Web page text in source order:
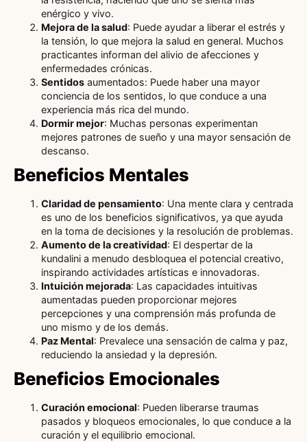
enérgico y vivo.
Mejora de la salud: Puede ayudar a liberar el estrés y
la tensión, lo que mejora la salud en general. Muchos
practicantes informan del alivio de afecciones y
enfermedades crónicas.
Sentidos aumentados: Puede haber una mayor
conciencia de los sentidos, lo que conduce a una
experiencia más rica del mundo.
Dormir mejor: Muchas personas experimentan
mejores patrones de sueño y una mayor sensación de
descanso.
Beneficios Mentales
Claridad de pensamiento: Una mente clara y centrada
es uno de los beneficios significativos, ya que ayuda
en la toma de decisiones y la resolución de problemas.
Aumento de la creatividad: El despertar de la
kundalini a menudo desbloquea el potencial creativo,
inspirando actividades artísticas e innovadoras.
Intuición mejorada: Las capacidades intuitivas
aumentadas pueden proporcionar mejores
percepciones y una comprensión más profunda de
uno mismo y de los demás.
Paz Mental: Prevalece una sensación de calma y paz,
reduciendo la ansiedad y la depresión.
Beneficios Emocionales
Curación emocional: Pueden liberarse traumas
pasados y bloqueos emocionales, lo que conduce a la
curación y el equilibrio emocional.